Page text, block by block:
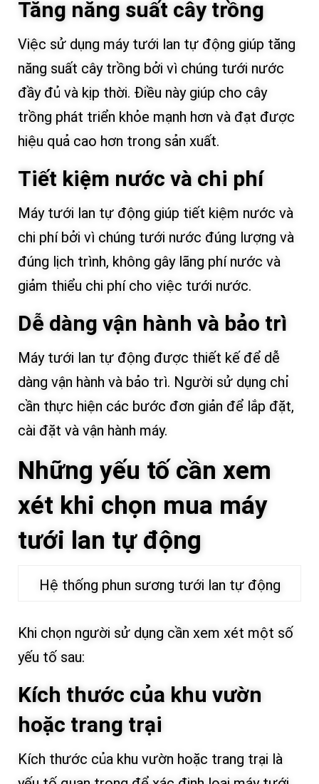
Tăng năng suất cây trồng
Việc sử dụng máy tưới lan tự động giúp tăng
năng suất cây trồng bởi vì chúng tưới nước
đầy đủ và kịp thời. Điều này giúp cho cây
trồng phát triển khỏe mạnh hơn và đạt được
hiệu quả cao hơn trong sản xuất.
Tiết kiệm nước và chi phí
Máy tưới lan tự động giúp tiết kiệm nước và
chi phí bởi vì chúng tưới nước đúng lượng và
đúng lịch trình, không gây lãng phí nước và
giảm thiểu chi phí cho việc tưới nước.
Dễ dàng vận hành và bảo trì
Máy tưới lan tự động được thiết kế để dễ
dàng vận hành và bảo trì. Người sử dụng chỉ
cần thực hiện các bước đơn giản để lắp đặt,
cài đặt và vận hành máy.
Những yếu tố cần xem
xét khi chọn mua máy
tưới lan tự động
Hệ thống phun sương tưới lan tự động
Khi chọn người sử dụng cần xem xét một số
yếu tố sau:
Kích thước của khu vườn
hoặc trang trại
Kích thước của khu vườn hoặc trang trại là